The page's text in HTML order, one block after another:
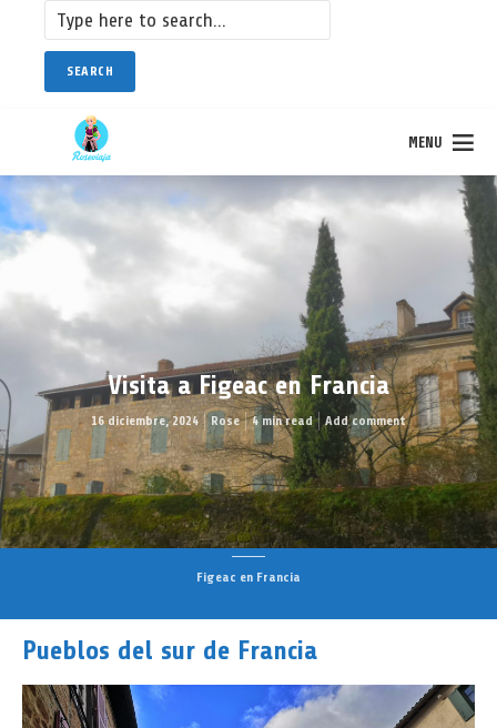
SEARCH
MENU
Figeac en Francia
Visita a Figeac en Francia
16 diciembre, 2024 Rose 4 min read Add comment
Pueblos del sur de Francia